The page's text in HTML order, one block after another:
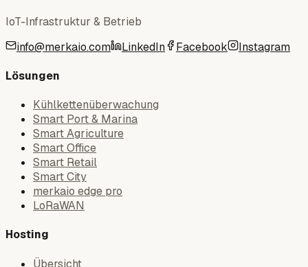
IoT-Infrastruktur & Betrieb
info@merkaio.com
LinkedIn Facebook Instagram
Lösungen
Kühlkettenüberwachung
Smart Port & Marina
Smart Agriculture
Smart Office
Smart Retail
Smart City
merkaio edge pro
LoRaWAN
Hosting
Übersicht